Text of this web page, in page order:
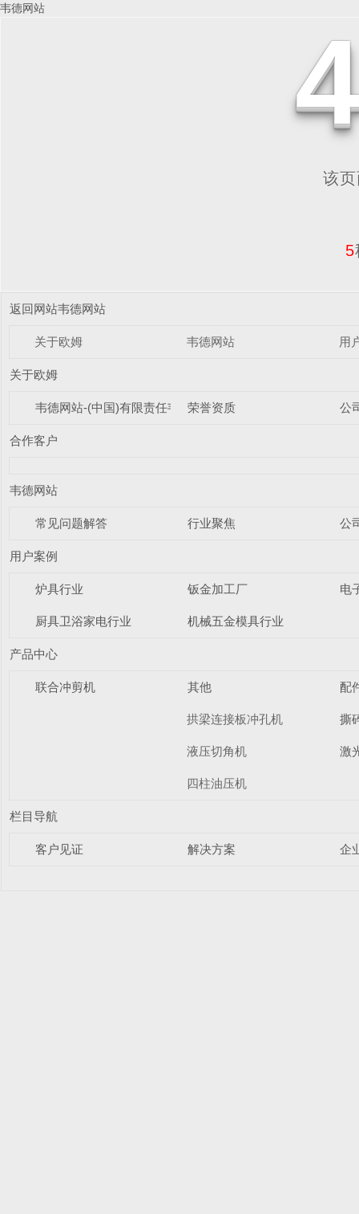
韦德网站
该
5
返回网站韦德网站
关于欧姆 韦德网站 用
关于欧姆
韦德网站-(中国)有限责任韦德网站
荣誉资质 公
合作客户
韦德网站
常见问题解答 行业聚焦 公
用户案例
炉具行业 钣金加工厂 电
厨具卫浴家电行业 机械五金模具行业
产品中心
联合冲剪机 其他
拱梁连接板冲孔机
液压切角机
四柱油压机
配
撕
激
栏目导航
客户见证 解决方案 企